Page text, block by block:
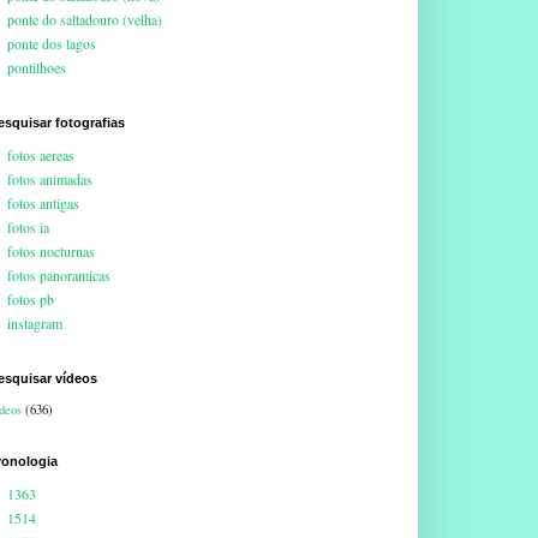
ponte do saltadouro (velha)
ponte dos lagos
pontilhoes
fotografias
fotos aereas
fotos animadas
fotos antigas
fotos ia
fotos nocturnas
fotos panoramicas
fotos pb
instagram
vídeos
(636)
1363
1514